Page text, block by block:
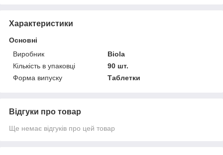
Характеристики
Основні
Виробник
Biola
Кількість в упаковці
90 шт.
Форма випуску
Таблетки
Відгуки про товар
Ще немає відгуків про цей товар